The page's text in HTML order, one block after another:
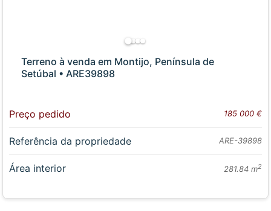
Terreno à venda em Montijo, Península de
Setúbal • ARE39898
Preço pedido 185 000 €
Referência da propriedade ARE-39898
Área interior 281.84 m2